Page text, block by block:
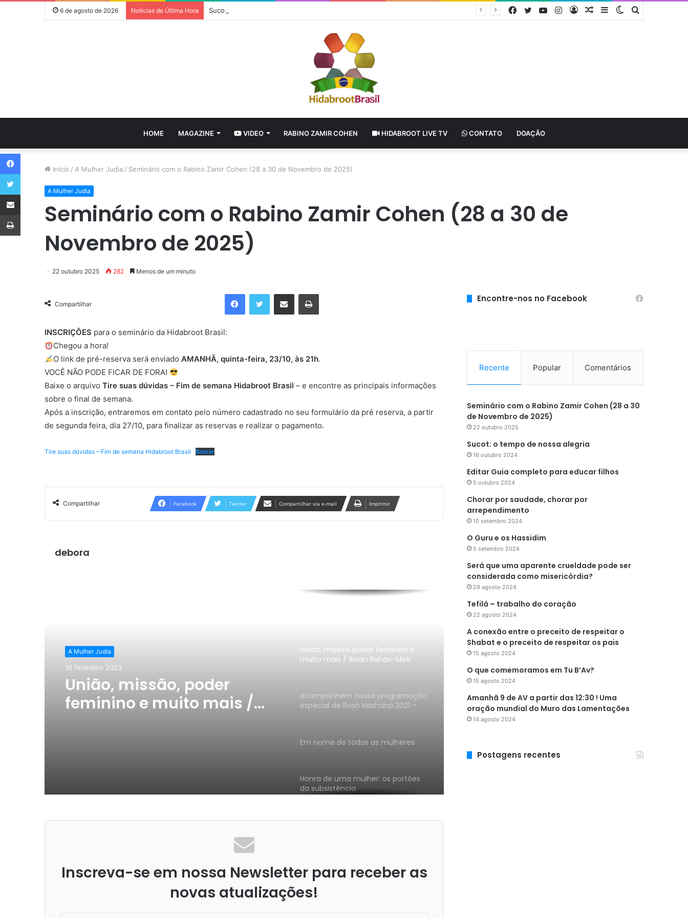
6 de agosto de 2026 Notícias de Última Hora Sucot: o tempo de nossa alegria
Procurar
Switch
Barra
Artigo
Entrar
Instagram
YouTube
Twitter
Facebook
HOME MAGAZINE VIDEO RABINO ZAMIR COHEN HIDABROOT LIVE TV CONTATO DOAÇÃO
Início / A Mulher Judia / Seminário com o Rabino Zamir Cohen (28 a 30 de Novembro de 2025)
A Mulher Judia
Seminário com o Rabino Zamir Cohen (28 a 30 de
Novembro de 2025)
22 outubro 2025 282 Menos de um minuto
Compartilhar
FacebookTwitter Compartilhar via e-mail Imprimir
INSCRIÇÕES para o seminário da Hidabroot Brasil:
Chegou a hora!
O link de pré-reserva será enviadoAMANHÃ, quinta-feira, 23/10, às 21h.
VOCÊ NÃO PODE FICAR DE FORA!
Baixe o arquivo Tire suas dúvidas – Fim de semana Hidabroot Brasil – e encontre as principais informações
sobre o final de semana.
Após a inscrição, entraremos em contato pelo número cadastrado no seu formulário da pré reserva, a partir
de segunda feira, dia 27/10, para finalizar as reservas e realizar o pagamento.
Tire suas dúvidas – Fim de semana Hidabroot Brasil Baixar
Compartilhar Facebook Twitter Compartilhar via e-mail Imprimir
debora
A Mulher Judia
16 fevereiro 2023
União, missão, poder
feminino e muito mais /
Tsiniut (modéstia), prisão ou
liberdade!?!?!
Você gostaria de ter um Mikve em
Ex Miss Israel decide que não vai
usar roupas imodestas
União, missão, poder feminino e
muito mais / Sivan Rahav-Meir:
Acompanhem nossa programação
especial de Rosh Hashaná 2021 –
Em nome de todas as mulheres
Honra de uma mulher: os portões
da subsistência
Você gostaria de ter um Mikve em
sua própria casa?
Inscreva-se em nossa Newsletter para receber as
novas atualizações!
Encontre-nos no Facebook
Recente Popular Comentários
Seminário com o Rabino Zamir Cohen (28 a 30
de Novembro de 2025)
22 outubro 2025
Sucot: o tempo de nossa alegria
16 outubro 2024
Editar Guia completo para educar filhos
5 outubro 2024
Chorar por saudade, chorar por
arrependimento
10 setembro 2024
O Guru e os Hassidim
5 setembro 2024
Será que uma aparente crueldade pode ser
considerada como misericórdia?
29 agosto 2024
Tefilá – trabalho do coração
22 agosto 2024
A conexão entre o preceito de respeitar o
Shabat e o preceito de respeitar os pais
15 agosto 2024
O que comemoramos em Tu B’Av?
15 agosto 2024
Amanhã 9 de AV a partir das 12:30 ! Uma
oração mundial do Muro das Lamentações
14 agosto 2024
Postagens recentes
Facebook
Twitter
Compartilhar via e-mail